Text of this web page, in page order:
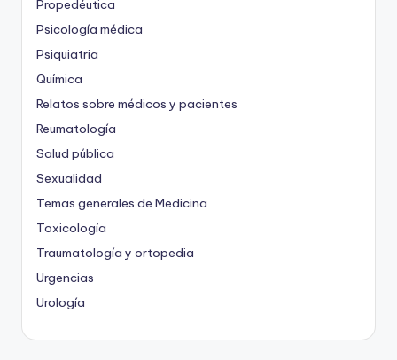
Propedéutica
Psicología médica
Psiquiatria
Química
Relatos sobre médicos y pacientes
Reumatología
Salud pública
Sexualidad
Temas generales de Medicina
Toxicología
Traumatología y ortopedia
Urgencias
Urología